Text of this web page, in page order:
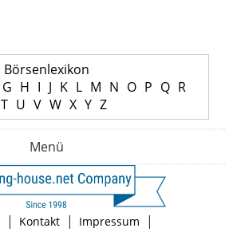
Börsenlexikon
G H I J K L M N O P Q R
T U V W X Y Z
Menü
| Kontakt | Impressum |